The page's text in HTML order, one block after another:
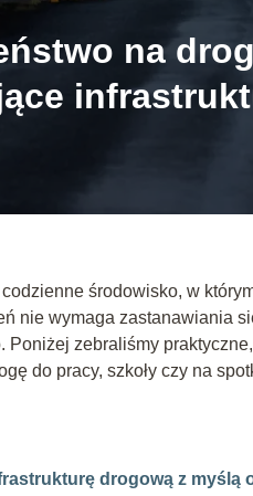
na
codzienne środowisko, w
nie wymaga zastanawiania
Poniżej zebraliśmy
do pracy, szkoły czy na
drogową z myślą